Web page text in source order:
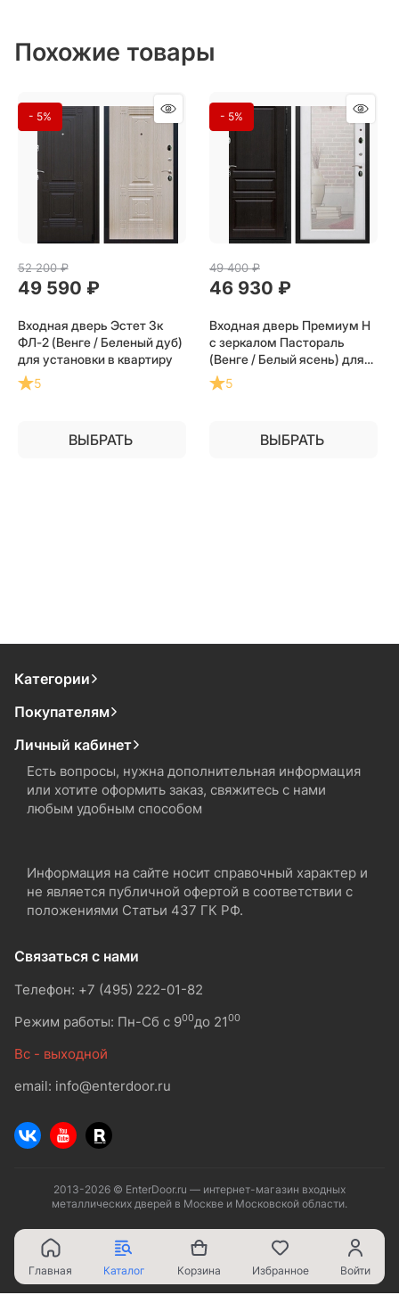
Похожие товары
- 5%
52 200 ₽
49 590 ₽
Входная дверь Эстет 3к
ФЛ-2 (Венге / Беленый дуб)
для установки в квартиру
5
ВЫБРАТЬ
- 5%
49 400 ₽
46 930 ₽
Входная дверь Премиум Н
с зеркалом Пастораль
(Венге / Белый ясень) для
установки в квартиру
5
ВЫБРАТЬ
Категории
Покупателям
Личный кабинет
Есть вопросы, нужна дополнительная информация
или хотите оформить заказ, свяжитесь с нами
любым удобным способом
Информация на сайте носит справочный характер и
не является публичной офертой в соответствии с
положениями Статьи 437 ГК РФ.
Связаться с нами
Телефон: +7 (495) 222-01-82
Режим работы: Пн-Сб с 900до 2100
Вс - выходной
email: info@enterdoor.ru
2013-2026 © EnterDoor.ru — интернет-магазин входных
металлических дверей в Москве и Московской области.
Главная Каталог Корзина Избранное Войти